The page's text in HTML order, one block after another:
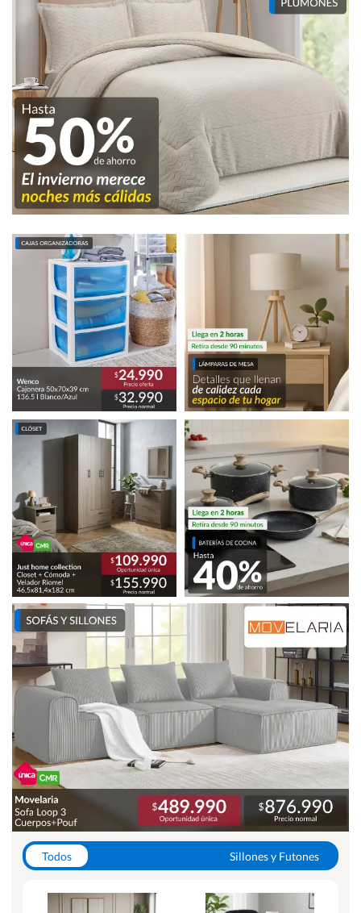
Todos
Sillones y Futones
Escritorios y Sillas PC
Racks y Muebles TV